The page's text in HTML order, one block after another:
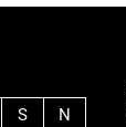
S
N